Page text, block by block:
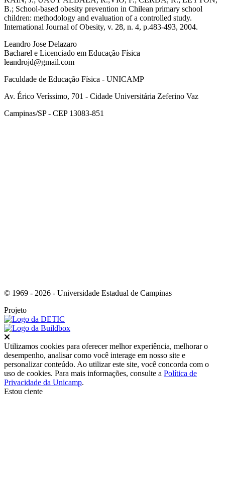
B.; School-based obesity prevention in Chilean primary school
children: methodology and evaluation of a controlled study.
International Journal of Obesity, v. 28, n. 4, p.483-493, 2004.
Leandro Jose Delazaro
Bacharel e Licenciado em Educação Física
leandrojd@gmail.com
Faculdade de Educação Física - UNICAMP
Av. Érico Veríssimo, 701 - Cidade Universitária Zeferino Vaz
Campinas/SP - CEP 13083-851
© 1969 - 2026 - Universidade Estadual de Campinas
Projeto
Utilizamos cookies para oferecer melhor experiência, melhorar o
desempenho, analisar como você interage em nosso site e
personalizar conteúdo. Ao utilizar este site, você concorda com o
uso de cookies. Para mais informações, consulte a Política de
Privacidade da Unicamp.
Estou ciente